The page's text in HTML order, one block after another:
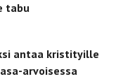
tabu
antaa kristityille
arvoisessa